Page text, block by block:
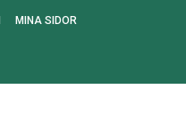
MINA SIDOR